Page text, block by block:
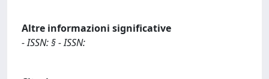
Altre informazioni significative
- ISSN: § - ISSN: